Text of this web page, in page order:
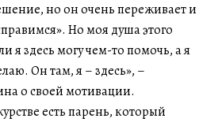
но он очень переживает и
Но моя душа этого
я здесь могу чем-то помочь, а я
Он там, я – здесь», –
о своей мотивации.
есть парень, который